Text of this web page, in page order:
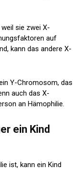
sie zwei X-
auf
kann das andere X-
Y-Chromosom, das
auch das X-
an Hämophilie.
ein Kind
ist, kann ein Kind